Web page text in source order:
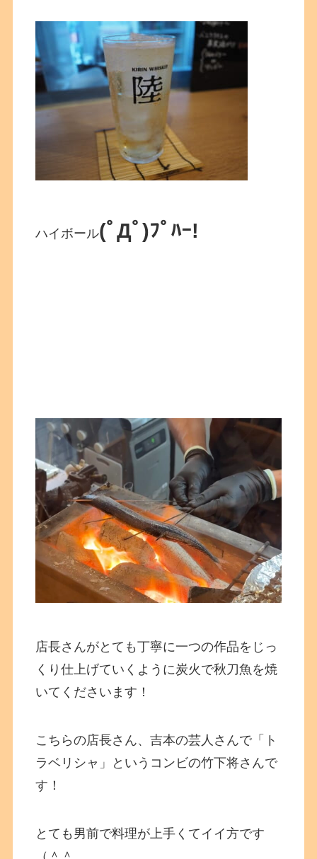
ハイボール(ﾟДﾟ)ﾌﾟﾊｰ!
店長さんがとても丁寧に一つの作品をじっ
くり仕上げていくように炭火で秋刀魚を焼
いてくださいます！
こちらの店長さん、吉本の芸人さんで「ト
ラベリシャ」というコンビの竹下将さんで
す！
とても男前で料理が上手くてイイ方です
（＾＾